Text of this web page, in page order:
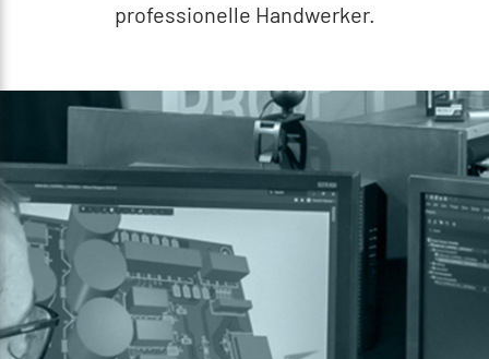
professionelle Handwerker.